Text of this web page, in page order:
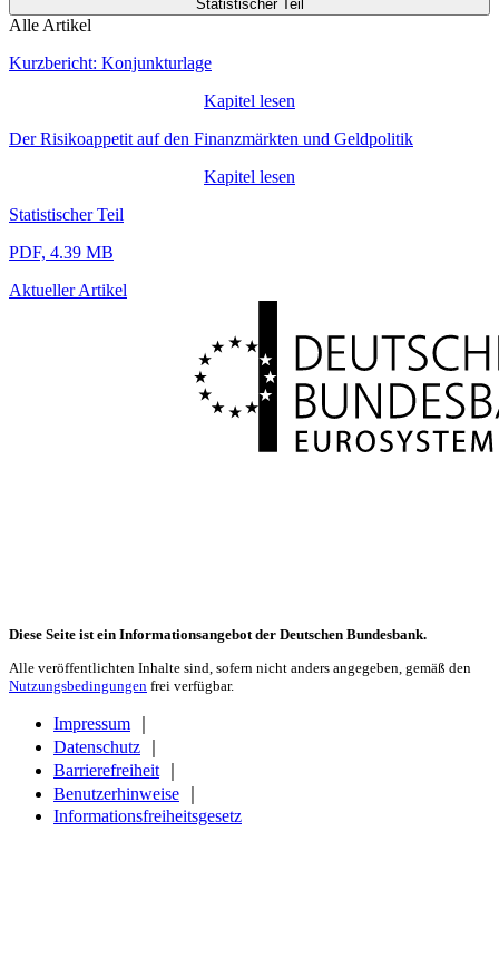
Statistischer Teil
Alle Artikel
Kurzbericht: Konjunkturlage
Kapitel lesen
Der Risikoappetit auf den Finanzmärkten und Geldpolitik
Kapitel lesen
Statistischer Teil
PDF, 4.39 MB
Aktueller Artikel
Diese Seite ist ein Informationsangebot der Deutschen Bundesbank.
Alle veröffentlichten Inhalte sind, sofern nicht anders angegeben, gemäß den
Nutzungsbedingungen frei verfügbar.
Impressum
Datenschutz
Barrierefreiheit
Benutzerhinweise
Informationsfreiheitsgesetz